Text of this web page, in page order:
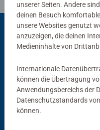
Passend dazu
unserer Seiten. Andere
deinen Besuch
unsere Websites genutzt
anzuzeigen, die deinen
Medieninhalte von
Internationale
können die Übertragung
Anwendungsbereichs der
Datenschutzstandards
können.